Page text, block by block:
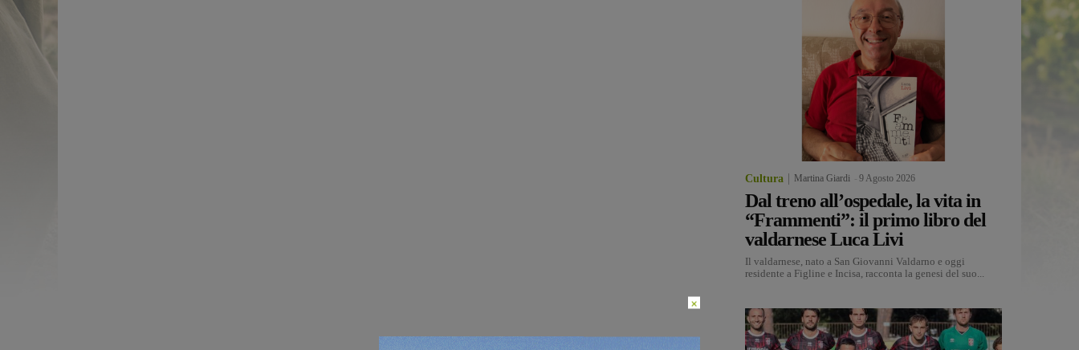
Cultura Martina Giardi 9 Agosto 2026
Dal treno all’ospedale, la vita in
“Frammenti”: il primo libro del
valdarnese Luca Livi
Il valdarnese, nato a San Giovanni Valdarno e oggi
residente a Figline e Incisa, racconta la genesi del suo...
×